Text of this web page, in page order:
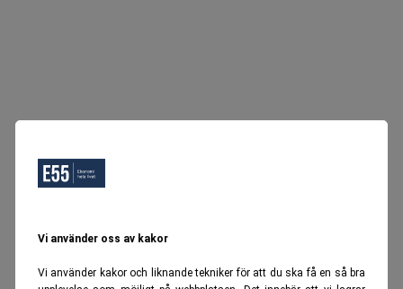
Vi använder oss av kakor
Vi använder kakor och liknande tekniker för att du ska få en så bra